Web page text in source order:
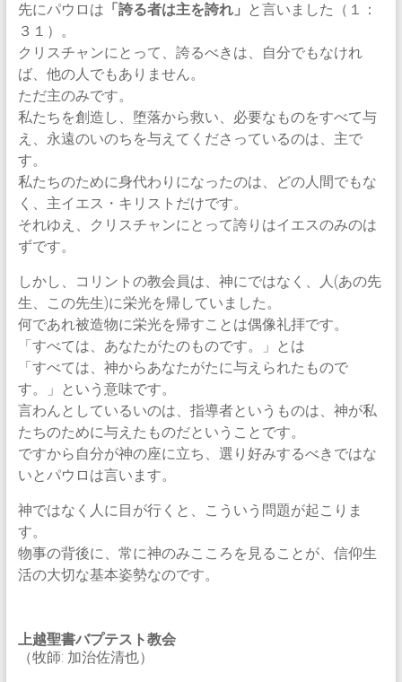
先にパウロは 「誇る者は主を誇れ」
と言いました（１：
３１）。
クリスチャンにとって、誇るべきは、自分でもなけれ
ば、他の人でもありません。
ただ主のみです。
私たちを創造し、堕落から救い、必要なものをすべて与
え、永遠のいのちを与えてくださっているのは、主で
す。
私たちのために身代わりになったのは、どの人間でもな
く、主イエス・キリストだけです。
それゆえ、クリスチャンにとって誇りはイエスのみのは
ずです。
しかし、コリントの教会員は、神にではなく、人(あの先
生、この先生)に栄光を帰していました。
何であれ被造物に栄光を帰すことは偶像礼拝です。
「すべては、あなたがたのものです。」とは
「すべては、神からあなたがたに与えられたもので
す。」という意味です。
言わんとしているいのは、指導者というものは、神が私
たちのために与えたものだということです。
ですから自分が神の座に立ち、選り好みするべきではな
いとパウロは言います。
神ではなく人に目が行くと、こういう問題が起こりま
す。
物事の背後に、常に神のみこころを見ることが、信仰生
活の大切な基本姿勢なのです。
上越聖書バプテスト教会
（牧師: 加治佐清也）